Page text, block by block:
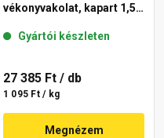
vékonyvakolat, kapart 1,5
Gyártói készleten
27 385 Ft / db
1 095 Ft / kg
Megnézem